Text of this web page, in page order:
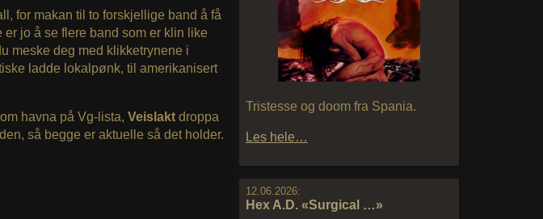
Tristesse og doom fra Spania.
Les hele…
12.06.2026:
Hex A.D. «Surgical …»
for makan til to forskjellige band å få
jo å se flere band som er klin like
meske deg med klikketrynene i
ladde lokalpønk, til amerikanisert
havna på Vg-lista, Veislakt droppa
så begge er aktuelle så det holder.